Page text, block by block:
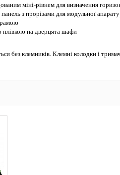
міні-рівнем для визначення
з прорізами для модульної
рамою
плівкою на дверцята шафи
без клемників. Клемні колодки і